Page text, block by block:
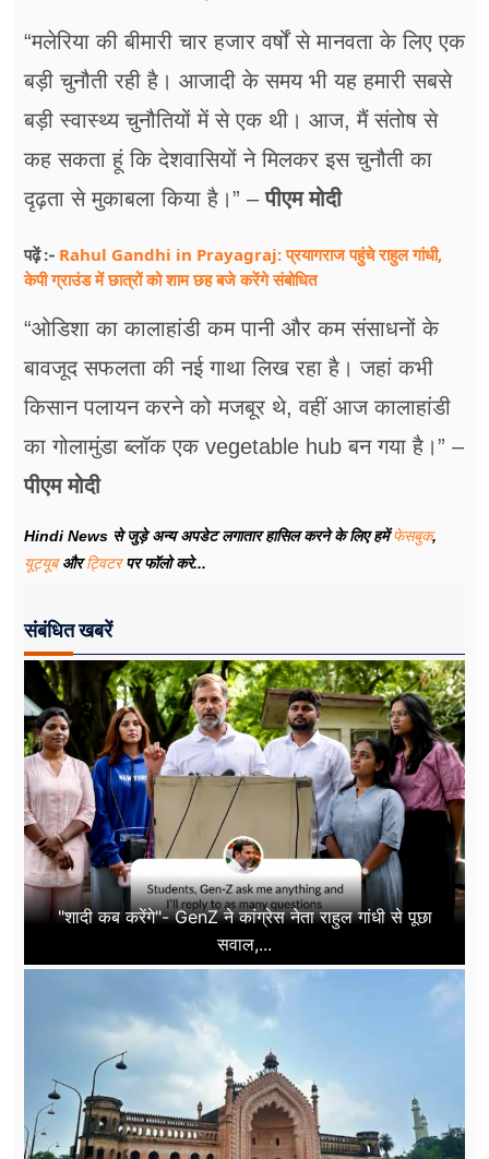
“मलेरिया की बीमारी चार हजार वर्षों से मानवता के लिए एक
बड़ी चुनौती रही है। आजादी के समय भी यह हमारी सबसे
बड़ी स्वास्थ्य चुनौतियों में से एक थी। आज, मैं संतोष से
कह सकता हूं कि देशवासियों ने मिलकर इस चुनौती का
दृढ़ता से मुकाबला किया है।” –पीएम मोदी
पढ़ें :- Rahul Gandhi in Prayagraj: प्रयागराज पहुंचे राहुल गांधी,
केपी ग्राउंड में छात्रों को शाम छह बजे करेंगे संबोधित
“ओडिशा का कालाहांडी कम पानी और कम संसाधनों के
बावजूद सफलता की नई गाथा लिख रहा है। जहां कभी
किसान पलायन करने को मजबूर थे, वहीं आज कालाहांडी
का गोलामुंडा ब्लॉक एक vegetable hub बन गया है।” –
पीएम मोदी
Hindi News से जुड़े अन्य अपडेट लगातार हासिल करने के लिए हमेंफेसबुक,
यूट्यूबऔरट्विटरपर फॉलो करे...
संबंधित खबरें
"शादी कब करेंगे"- GenZ ने कांग्रेस नेता राहुल गांधी से पूछा
सवाल,...